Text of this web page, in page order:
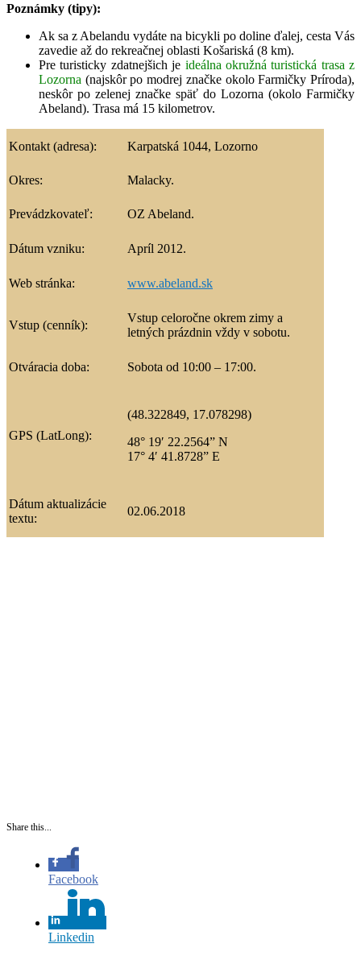
Poznámky (tipy):
Ak sa z Abelandu vydáte na bicykli po doline ďalej, cesta Vás
zavedie až do rekreačnej oblasti Košariská (8 km).
Pre turisticky zdatnejšich je ideálna okružná turistická trasa z
Lozorna (najskôr po modrej značke okolo Farmičky Príroda),
neskôr po zelenej značke späť do Lozorna (okolo Farmičky
Abeland). Trasa má 15 kilometrov.
Kontakt (adresa): Karpatská 1044, Lozorno
Okres: Malacky.
Prevádzkovateľ: OZ Abeland.
Dátum vzniku: Apríl 2012.
Web stránka: www.abeland.sk
Vstup (cenník):
Vstup celoročne okrem zimy a
letných prázdnin vždy v sobotu.
Otváracia doba: Sobota od 10:00 – 17:00.
GPS (LatLong):
(48.322849, 17.078298)
48° 19′ 22.2564” N
17° 4′ 41.8728” E
Dátum aktualizácie
textu:
02.06.2018
Share this...
Facebook
Linkedin